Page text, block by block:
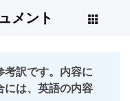
メント
考訳です。内容に
には、英語の内容